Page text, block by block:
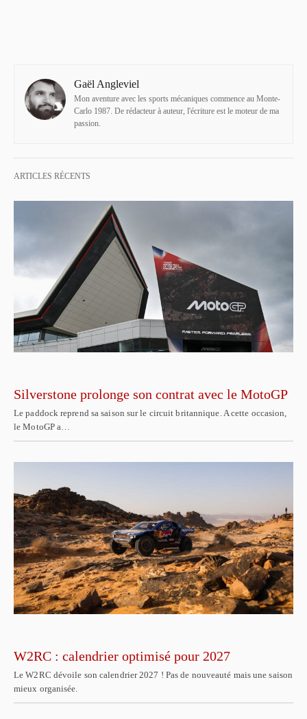
Gaël Angleviel
Mon aventure avec les sports mécaniques commence au Monte-
Carlo 1987. De rédacteur à auteur, l'écriture est le moteur de ma
passion.
ARTICLES RÉCENTS
Silverstone prolonge son contrat avec le MotoGP
Le paddock reprend sa saison sur le circuit britannique. A cette occasion,
le MotoGP a…
W2RC : calendrier optimisé pour 2027
Le W2RC dévoile son calendrier 2027 ! Pas de nouveauté mais une saison
mieux organisée.